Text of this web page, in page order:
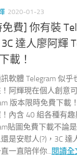
2020-01-23
費] 你有裝
達人廖阿輝
載！
軟體 Telegram 似
阿輝現在個人創意
版本限時免費下載
內含 40 組各種有趣
貼圖免費下載不論
是安慰人(?)，3C 達
一直陪伴你...閱讀全